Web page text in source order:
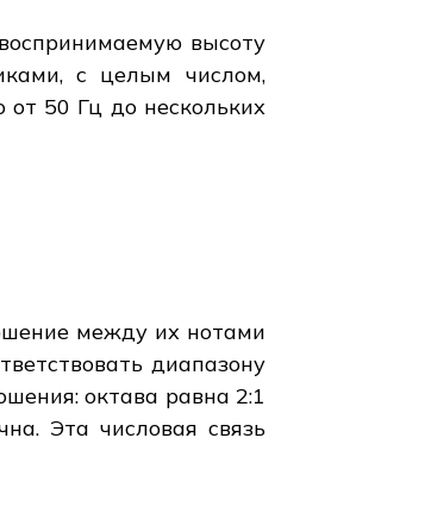
высоту
с целым числом,
50 Гц до нескольких
между их нотами
диапазону
октава равна 2:1
Эта числовая связь